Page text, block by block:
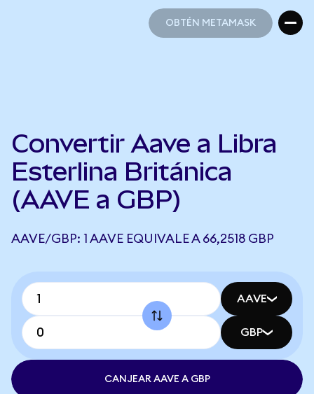
OBTÉN METAMASK
Convertir Aave a Libra
Esterlina Británica
(AAVE a GBP)
AAVE/GBP: 1 AAVE EQUIVALE A 66,2518 GBP
AAVE
GBP
CANJEAR AAVE A GBP